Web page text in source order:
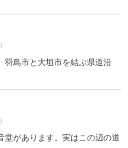
羽島市と大垣市を結ぶ県道沿
堂があります。実はこの辺の道